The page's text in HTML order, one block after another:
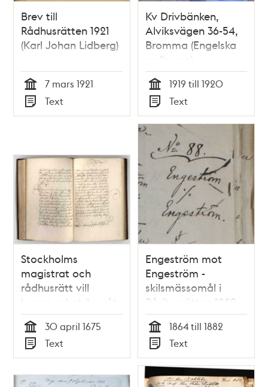
Brev till
Rådhusrätten 1921
(Karl Johan Lidberg)
Tid
7 mars 1921
Typ
Text
Kv Drivbänken,
Alviksvägen 36-54,
Bromma (Engelska
radhusen)
Tid
1919 till 1920
Typ
Text
Stockholms
magistrat och
rådhusrätt vill
bygga arbetshus åt
de fattiga på
Barnängen år 1675
Tid
30 april 1675
Typ
Text
Engeström mot
Engeström -
skilsmässomål i
Rådhusrätten 1882
Tid
1864 till 1882
Typ
Text